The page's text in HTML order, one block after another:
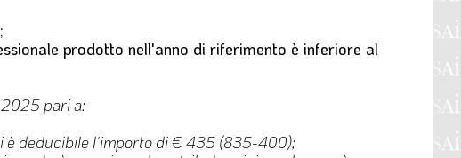
prodotto nell'anno di riferimento è inferiore al
pari a:
è deducibile l'importo di € 435 (835-400);